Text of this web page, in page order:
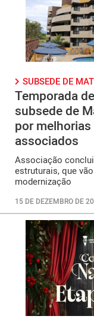
SUBSEDE DE
Temporada
subsede de
por
associados
Associação
estruturais, que
modernização
15 DE DEZEMBRO DE